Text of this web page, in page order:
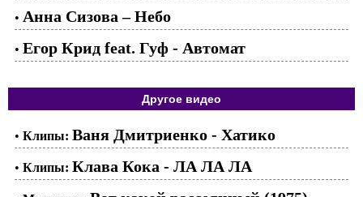
• Анна Сизова – Небо
• Егор Крид feat. Гуф - Автомат
Другое видео
• Клипы: Ваня Дмитриенко - Хатико
• Клипы: Клава Кока - ЛА ЛА ЛА